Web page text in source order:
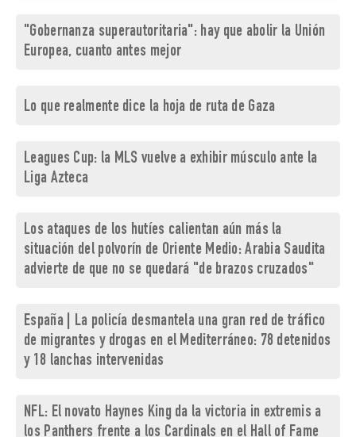
"Gobernanza superautoritaria": hay que abolir la Unión
Europea, cuanto antes mejor
Lo que realmente dice la hoja de ruta de Gaza
Leagues Cup: la MLS vuelve a exhibir músculo ante la
Liga Azteca
Los ataques de los hutíes calientan aún más la
situación del polvorín de Oriente Medio: Arabia Saudita
advierte de que no se quedará "de brazos cruzados"
España | La policía desmantela una gran red de tráfico
de migrantes y drogas en el Mediterráneo: 78 detenidos
y 18 lanchas intervenidas
NFL: El novato Haynes King da la victoria in extremis a
los Panthers frente a los Cardinals en el Hall of Fame